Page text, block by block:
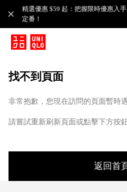
精選優惠 $59 起：把握限時優惠入
定番！​
找不到頁面
非常抱歉，您現在訪問的頁面暫時
請嘗試重新刷新頁面或點擊下方按
返回首